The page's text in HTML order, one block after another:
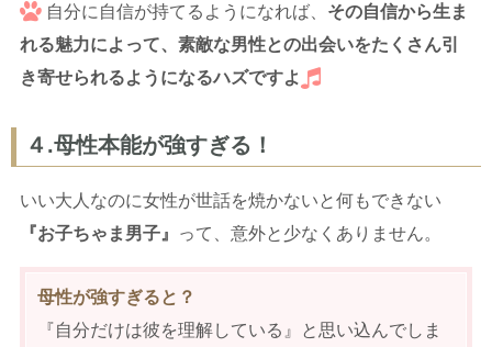
自分に自信が持てるようになれば、 その自信から生ま
れる魅力によって、素敵な男性との出会いをたくさん引
き寄せられるようになるハズですよ
４.母性本能が強すぎる！
いい大人なのに女性が世話を焼かないと何もできない
『お子ちゃま男子』
って、意外と少なくありません。
母性が強すぎると？
『自分だけは彼を理解している』と思い込んでしま